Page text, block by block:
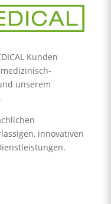
Kunden
unserem
innovativen